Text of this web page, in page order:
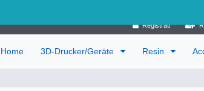
Registrati
Home 3D-Drucker/Geräte Resin